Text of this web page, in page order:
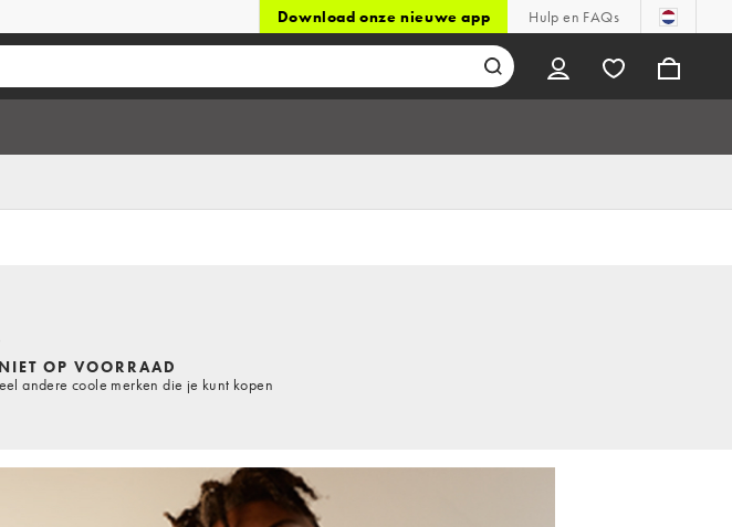
Download onze nieuwe app Hulp en FAQs
OP VOORRAAD
andere coole merken die je kunt kopen